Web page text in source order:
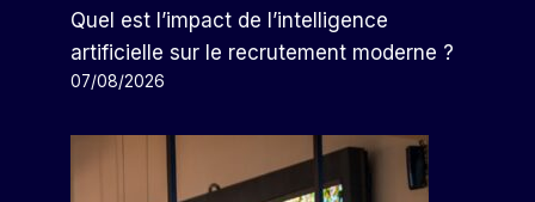
Quel est l’impact de l’intelligence
artificielle sur le recrutement moderne ?
07/08/2026